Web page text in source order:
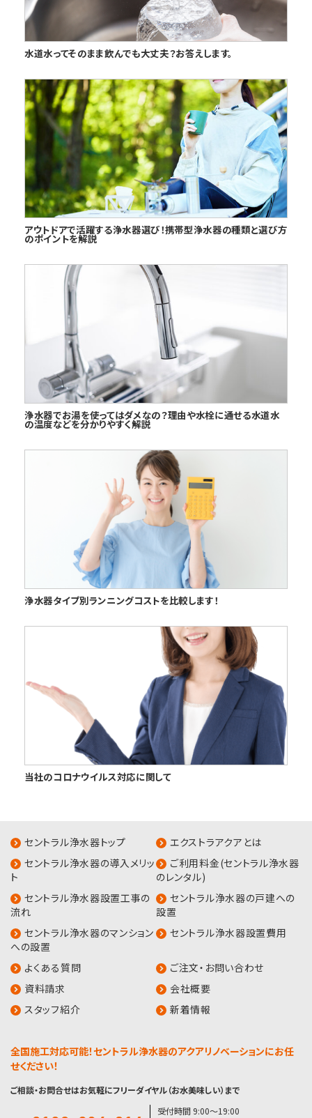
水道水ってそのまま飲んでも大丈夫？お答えします。
アウトドアで活躍する浄水器選び！携帯型浄水器の種類と選び方
のポイントを解説
浄水器でお湯を使ってはダメなの？理由や水栓に通せる水道水
の温度などを分かりやすく解説
浄水器タイプ別ランニングコストを比較します！
当社のコロナウイルス対応に関して
セントラル浄水器トップ
エクストラアクアとは
セントラル浄水器の導入メリッ
ト
ご利用料金(セントラル浄水器
のレンタル)
セントラル浄水器設置工事の
流れ
セントラル浄水器の戸建への
設置
セントラル浄水器のマンション
への設置
セントラル浄水器設置費用
よくある質問
ご注文・お問い合わせ
資料請求
会社概要
スタッフ紹介
新着情報
全国施工対応可能！セントラル浄水器のアクアリノベーションにお任
せください！
ご相談・お問合せはお気軽にフリーダイヤル（お水美味しい）まで
受付時間 9:00〜19:00